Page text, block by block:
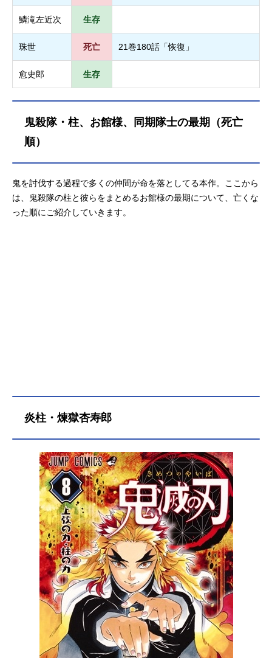
鱗滝左近次 生存
珠世 死亡 21巻180話「恢復」
愈史郎 生存
鬼殺隊・柱、お館様、同期隊士の最期（死亡
順）
鬼を討伐する過程で多くの仲間が命を落としてる本作。ここから
は、鬼殺隊の柱と彼らをまとめるお館様の最期について、亡くな
った順にご紹介していきます。
炎柱・煉獄杏寿郎